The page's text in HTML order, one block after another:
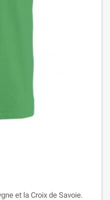
et la Croix de Savoie.